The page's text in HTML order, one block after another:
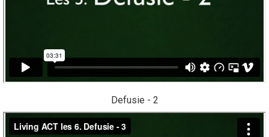
Defusie - 2